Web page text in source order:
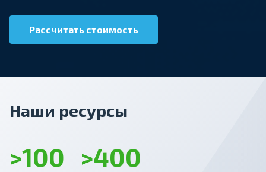
Рассчитать стоимость
Наши ресурсы
>100 >400